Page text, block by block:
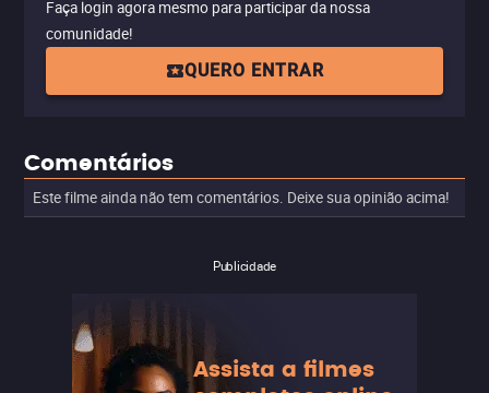
Faça login agora mesmo para participar da nossa
comunidade!
QUERO ENTRAR
Comentários
Este filme ainda não tem comentários. Deixe sua opinião acima!
Publicidade
Assista a filmes